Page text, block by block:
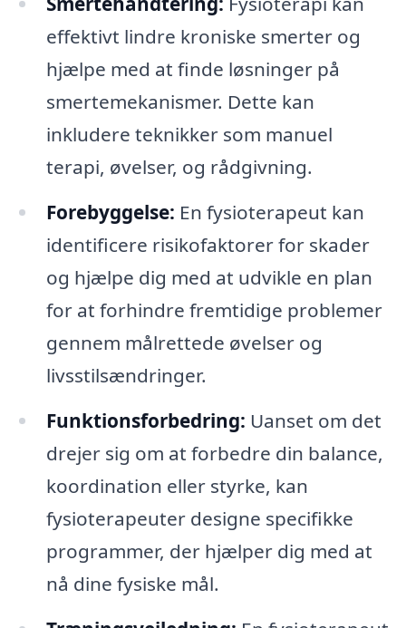
effektivt lindre kroniske smerter og
hjælpe med at finde løsninger på
smertemekanismer. Dette kan
inkludere teknikker som manuel
terapi, øvelser, og rådgivning.
Forebyggelse: En fysioterapeut kan
identificere risikofaktorer for skader
og hjælpe dig med at udvikle en plan
for at forhindre fremtidige problemer
gennem målrettede øvelser og
livsstilsændringer.
Funktionsforbedring: Uanset om det
drejer sig om at forbedre din balance,
koordination eller styrke, kan
fysioterapeuter designe specifikke
programmer, der hjælper dig med at
nå dine fysiske mål.